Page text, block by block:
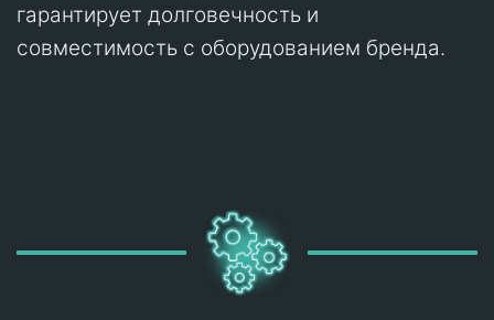
гарантирует долговечность и
совместимость с оборудованием бренда.